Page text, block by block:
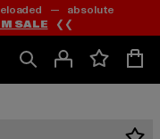
— absolute
SALE ❮❮